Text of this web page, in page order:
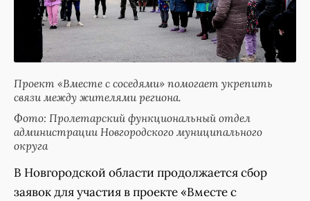
Проект «Вместе с соседями» помогает укрепить
связи между жителями региона.
Фото: Пролетарский функциональный отдел
администрации Новгородского муниципального
округа
В Новгородской области продолжается сбор
заявок для участия в проекте «Вместе с